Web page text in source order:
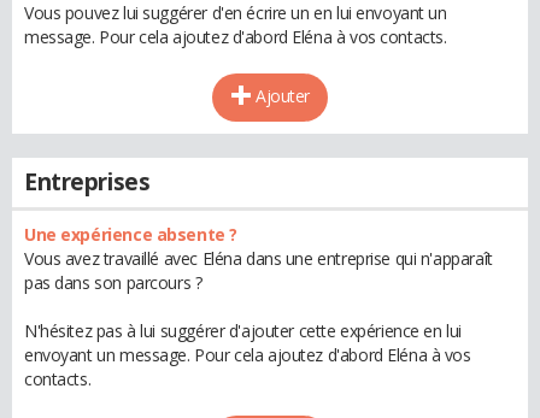
Vous pouvez lui suggérer d'en écrire un en lui envoyant un
message. Pour cela ajoutez d'abord Eléna à vos contacts.
Ajouter
Entreprises
Une expérience absente ?
Vous avez travaillé avec Eléna dans une entreprise qui n'apparaît
pas dans son parcours ?
N'hésitez pas à lui suggérer d'ajouter cette expérience en lui
envoyant un message. Pour cela ajoutez d'abord Eléna à vos
contacts.